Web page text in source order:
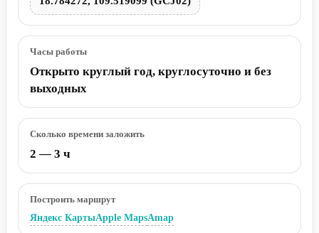
Часы работы
Открыто круглый год, круглосуточно и без
выходных
Сколько времени заложить
2 — 3 ч
Построить маршрут
Яндекс КартыApple MapsAmap